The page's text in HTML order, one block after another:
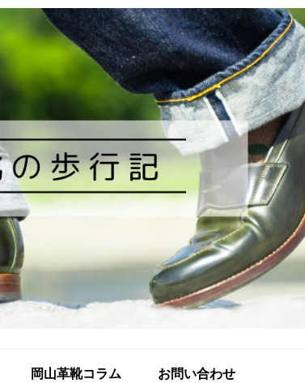
岡山革靴コラム お問い合わせ